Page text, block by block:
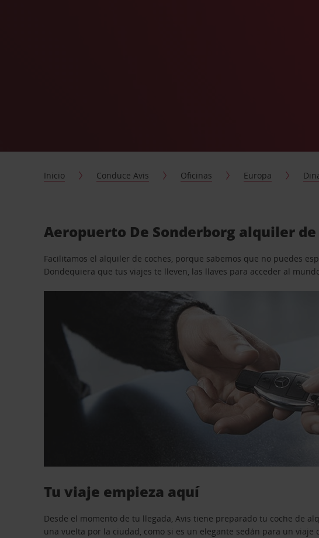
Inicio Conduce Avis Oficinas Europa
Aeropuerto De Sonderborg alquiler
Facilitamos el alquiler de coches, porque sabemos que no puedes
Dondequiera que tus viajes te lleven, las llaves para acceder al
Tu viaje empieza aquí
Desde el momento de tu llegada, Avis tiene preparado tu coche de
una vuelta por la ciudad, como si es un elegante sedán para un